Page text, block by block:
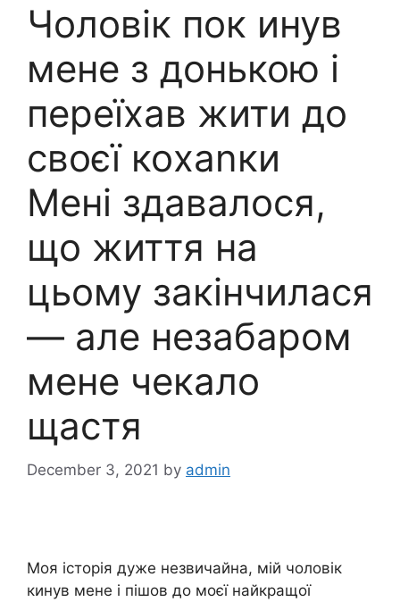
Чоловік пок инув
мене з донькою і
переїхав жити до
своєї коxаnки
Мені здавалося,
що життя на
цьому закінчилася
— але незабаром
мене чекало
щастя
December 3, 2021 by admin
Моя історія дуже незвичайна, мій чоловік
кинув мене і пішов до моєї найкращої